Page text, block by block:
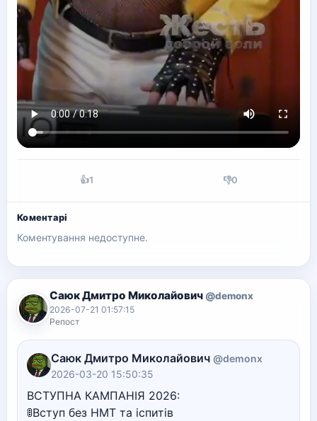
👍1 👎0
Коментарі
Коментування недоступне.
Саюк Дмитро Миколайович @demonx
2026-07-21 01:57:15
Репост
Саюк Дмитро Миколайович @demonx
2026-03-20 15:50:35
ВСТУПНА КАМПАНІЯ 2026:
🚦Вступ без НМТ та іспитів